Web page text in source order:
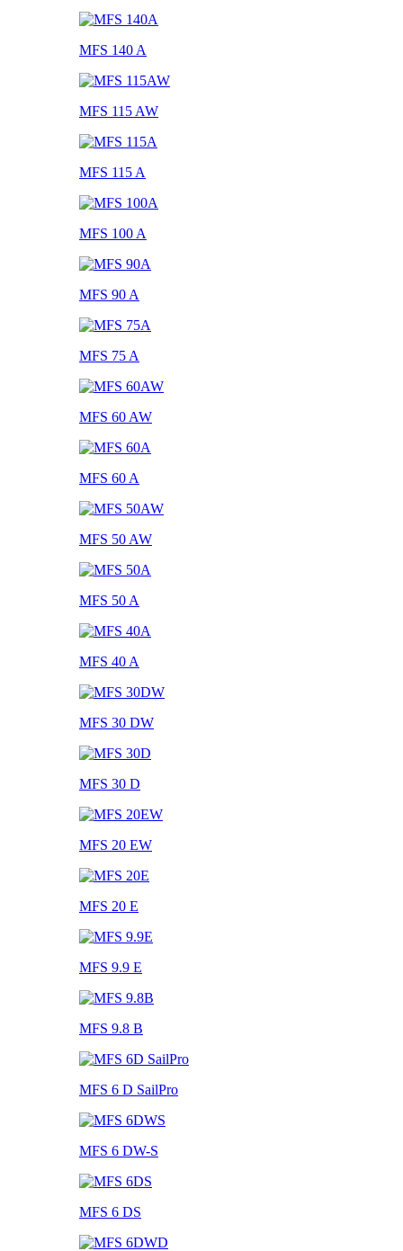
MFS 140 A
MFS 115 AW
MFS 115 A
MFS 100 A
MFS 90 A
MFS 75 A
MFS 60 AW
MFS 60 A
MFS 50 AW
MFS 50 A
MFS 40 A
MFS 30 DW
MFS 30 D
MFS 20 EW
MFS 20 E
MFS 9.9 E
MFS 9.8 B
MFS 6 D SailPro
MFS 6 DW-S
MFS 6 DS